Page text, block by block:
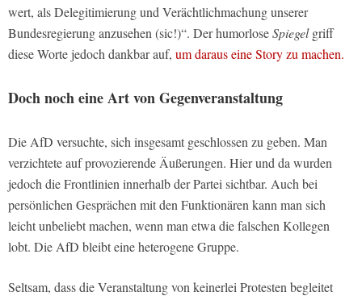
wert, als Delegitimierung und Verächtlichmachung unserer
Bundesregierung anzusehen (sic!)“. Der humorloseSpiegelgriff
diese Worte jedoch dankbar auf, um daraus eine Story zu machen.
Doch noch eine Art von Gegenveranstaltung
Die AfD versuchte, sich insgesamt geschlossen zu geben. Man
verzichtete auf provozierende Äußerungen. Hier und da wurden
jedoch die Frontlinien innerhalb der Partei sichtbar. Auch bei
persönlichen Gesprächen mit den Funktionären kann man sich
leicht unbeliebt machen, wenn man etwa die falschen Kollegen
lobt. Die AfD bleibt eine heterogene Gruppe.
Seltsam, dass die Veranstaltung von keinerlei Protesten begleitet